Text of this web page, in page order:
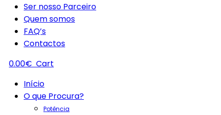
Ser nosso Parceiro
Quem somos
FAQ’s
Contactos
0.00€ Cart
Início
O que Procura?
Potência